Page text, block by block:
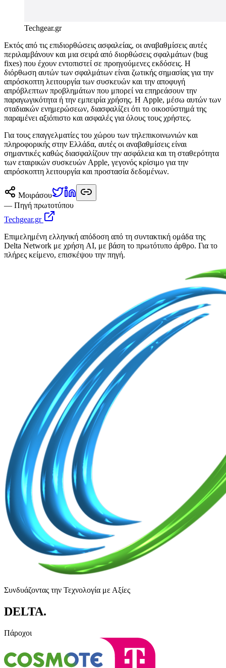
Techgear.gr
Εκτός από τις επιδιορθώσεις ασφαλείας, οι αναβαθμίσεις αυτές
περιλαμβάνουν και μια σειρά από διορθώσεις σφαλμάτων (bug
fixes) που έχουν εντοπιστεί σε προηγούμενες εκδόσεις. Η
διόρθωση αυτών των σφαλμάτων είναι ζωτικής σημασίας για την
απρόσκοπτη λειτουργία των συσκευών και την αποφυγή
απρόβλεπτων προβλημάτων που μπορεί να επηρεάσουν την
παραγωγικότητα ή την εμπειρία χρήσης. Η Apple, μέσω αυτών των
σταδιακών ενημερώσεων, διασφαλίζει ότι το οικοσύστημά της
παραμένει αξιόπιστο και ασφαλές για όλους τους χρήστες.
Για τους επαγγελματίες του χώρου των τηλεπικοινωνιών και
πληροφορικής στην Ελλάδα, αυτές οι αναβαθμίσεις είναι
σημαντικές καθώς διασφαλίζουν την ασφάλεια και τη σταθερότητα
των εταιρικών συσκευών Apple, γεγονός κρίσιμο για την
απρόσκοπτη λειτουργία και προστασία δεδομένων.
Μοιράσου
— Πηγή πρωτοτύπου
Techgear.gr
Επιμελημένη ελληνική απόδοση από τη συντακτική ομάδα της
Delta Network με χρήση AI, με βάση το πρωτότυπο άρθρο. Για το
πλήρες κείμενο, επισκέψου την πηγή.
Συνδυάζοντας την Τεχνολογία με Αξίες
DELTA.
Πάροχοι